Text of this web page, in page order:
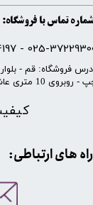
شماره تماس با فروشگاه:
025-37229300 -
10 متری عاشوری - پلاک 100 (پوشاک گلپوش)
​​راه های ارتباطی: